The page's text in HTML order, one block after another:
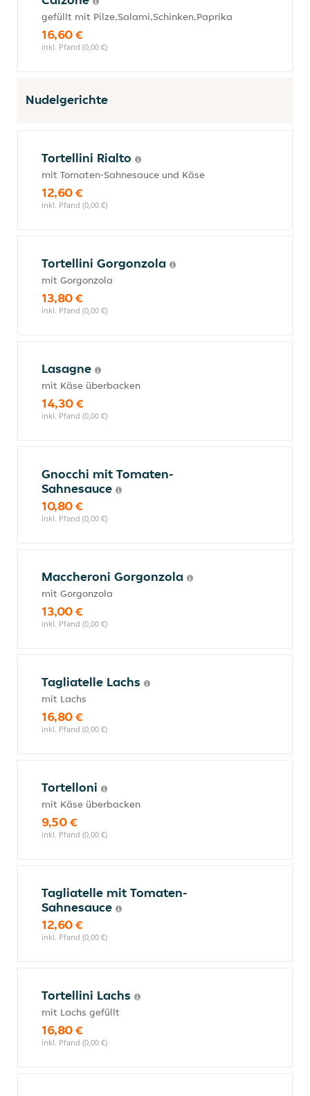
gefüllt mit Pilze,Salami,Schinken,Paprika
16,60 €
inkl. Pfand (0,00 €)
Nudelgerichte
Tortellini Rialto
mit Tomaten-Sahnesauce und Käse
12,60 €
inkl. Pfand (0,00 €)
Tortellini Gorgonzola
mit Gorgonzola
13,80 €
inkl. Pfand (0,00 €)
Lasagne
mit Käse überbacken
14,30 €
inkl. Pfand (0,00 €)
Gnocchi mit Tomaten-
Sahnesauce
10,80 €
inkl. Pfand (0,00 €)
Maccheroni Gorgonzola
mit Gorgonzola
13,00 €
inkl. Pfand (0,00 €)
Tagliatelle Lachs
mit Lachs
16,80 €
inkl. Pfand (0,00 €)
Tortelloni
mit Käse überbacken
9,50 €
inkl. Pfand (0,00 €)
Tagliatelle mit Tomaten-
Sahnesauce
12,60 €
inkl. Pfand (0,00 €)
Tortellini Lachs
mit Lachs gefüllt
16,80 €
inkl. Pfand (0,00 €)